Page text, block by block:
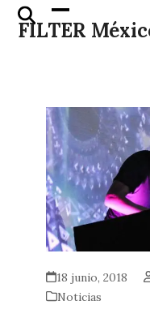
Skip
FILTER
Open
mobile
Close
mobile
18 junio, 2018
Noticias